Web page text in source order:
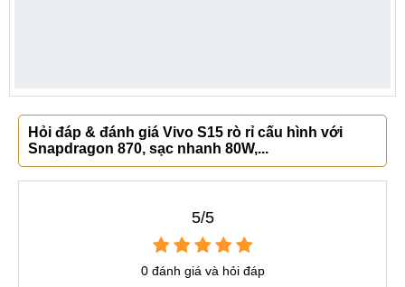
Hỏi đáp & đánh giá Vivo S15 rò rỉ cấu hình với
Snapdragon 870, sạc nhanh 80W,...
5/5
0 đánh giá và hỏi đáp